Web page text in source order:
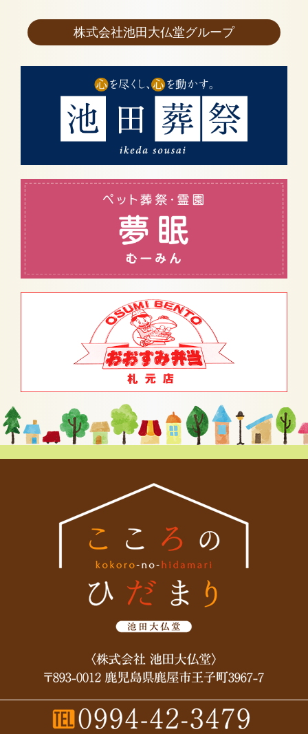
株式会社池田大仏堂グループ